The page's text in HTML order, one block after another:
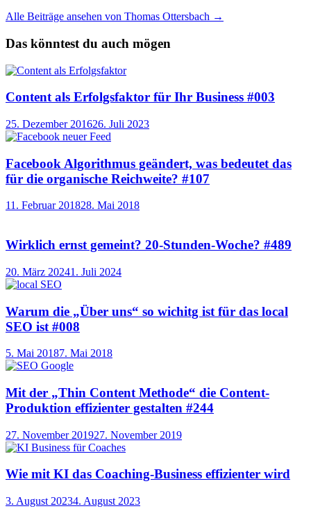
Alle Beiträge ansehen von Thomas Ottersbach →
Das könntest du auch mögen
Content als Erfolgsfaktor für Ihr Business #003
25. Dezember 201626. Juli 2023
Facebook Algorithmus geändert, was bedeutet das
für die organische Reichweite? #107
11. Februar 201828. Mai 2018
Wirklich ernst gemeint? 20-Stunden-Woche? #489
20. März 20241. Juli 2024
Warum die „Über uns“ so wichitg ist für das local
SEO ist #008
5. Mai 20187. Mai 2018
Mit der „Thin Content Methode“ die Content-
Produktion effizienter gestalten #244
27. November 201927. November 2019
Wie mit KI das Coaching-Business effizienter wird
3. August 20234. August 2023